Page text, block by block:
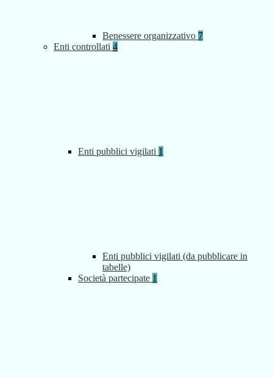
Benessere organizzativo 7
Enti controllati 4
Enti pubblici vigilati 1
Enti pubblici vigilati (da pubblicare in
tabelle)
Società partecipate 1